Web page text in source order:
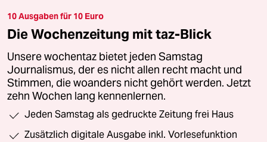
10 Ausgaben für 10 Euro
Die Wochenzeitung mit taz-Blick
Unsere wochentaz bietet jeden Samstag
Journalismus, der es nicht allen recht macht und
Stimmen, die woanders nicht gehört werden. Jetzt
zehn Wochen lang kennenlernen.
Jeden Samstag als gedruckte Zeitung frei Haus
Zusätzlich digitale Ausgabe inkl. Vorlesefunktion